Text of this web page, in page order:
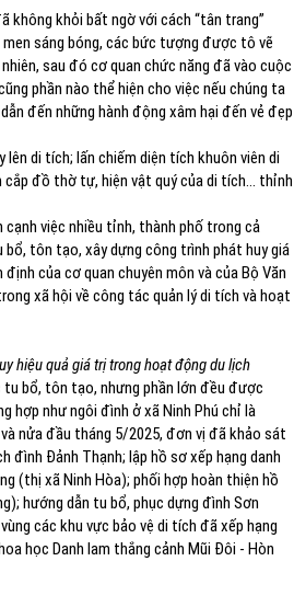
không khỏi bất ngờ với cách “tân trang”
sáng bóng, các bức tượng được tô vẽ
sau đó cơ quan chức năng đã vào cuộc
phần nào thể hiện cho việc nếu chúng ta
đến những hành động xâm hại đến vẻ đẹp
di tích; lấn chiếm diện tích khuôn viên di
cắp đồ thờ tự, hiện vật quý của di tích… thỉnh
việc nhiều tỉnh, thành phố trong cả
tôn tạo, xây dựng công trình phát huy giá
của cơ quan chuyên môn và của Bộ Văn
xã hội về công tác quản lý di tích và hoạt
hiệu quả giá trị trong hoạt động du lịch
bổ, tôn tạo, nhưng phần lớn đều được
hợp như ngôi đình ở xã Ninh Phú chỉ là
nửa đầu tháng 5/2025, đơn vị đã khảo sát
Đảnh Thạnh; lập hồ sơ xếp hạng danh
(thị xã Ninh Hòa); phối hợp hoàn thiện hồ
hướng dẫn tu bổ, phục dựng đình Sơn
các khu vực bảo vệ di tích đã xếp hạng
học Danh lam thắng cảnh Mũi Đôi - Hòn